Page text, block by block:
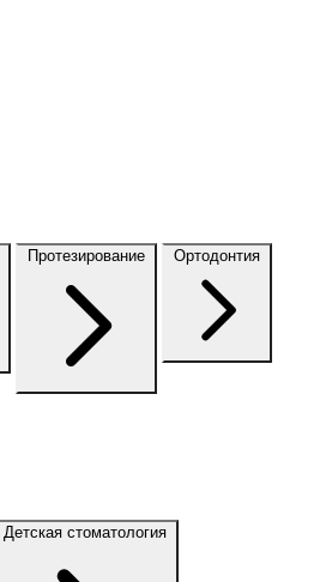
Протезирование Ортодонтия
Детская стоматология